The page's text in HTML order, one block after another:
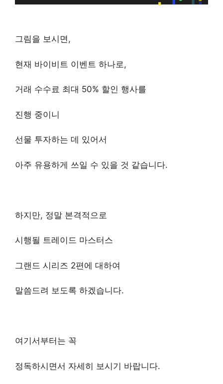
그림을 보시면,
현재 바이비트 이벤트 하나로,
거래 수수료 최대 50% 할인 행사를
진행 중이니
선물 투자하는 데 있어서
아주 유용하게 쓰일 수 있을 것 같습니다.
하지만, 정말 본격적으로
시행될 트레이드 마스터스
그랜드 시리즈 2편에 대하여
말씀드려 보도록 하겠습니다.
여기서부터는 꼭
정독하시면서 자세히 보시기 바랍니다.